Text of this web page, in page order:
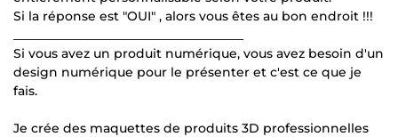
Si la réponse est "OUI" , alors vous êtes au bon endroit !!!
Si vous avez un produit numérique, vous avez besoin d'un
design numérique pour le présenter et c'est ce que je
fais.
Je crée des maquettes de produits 3D professionnelles